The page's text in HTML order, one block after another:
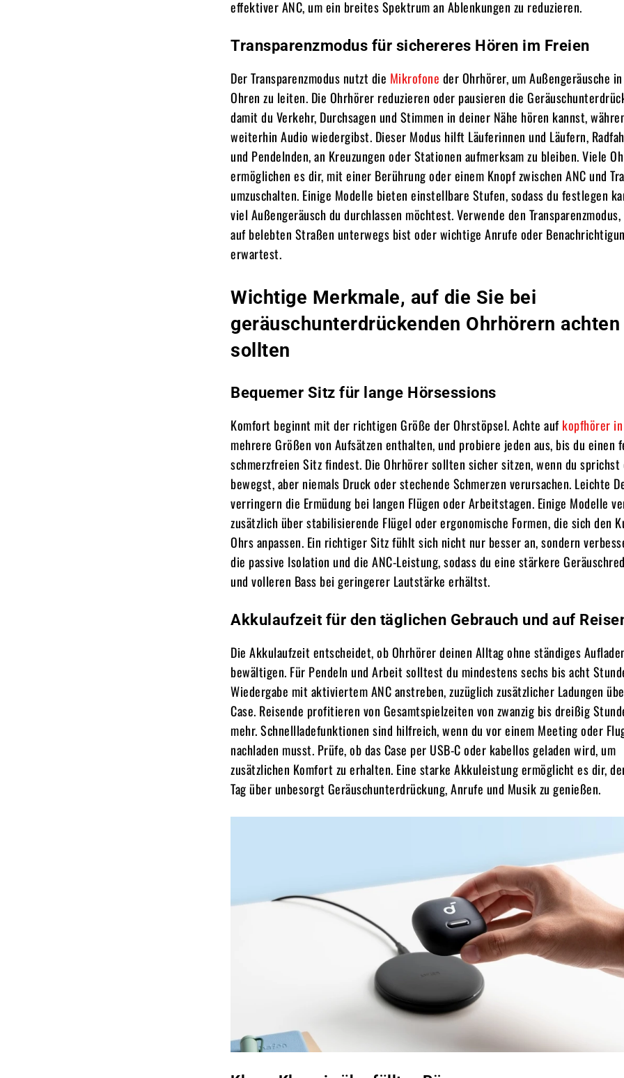
effektiver ANC, um ein breites Spektrum an Ablenkungen zu reduzieren.
Transparenzmodus für sichereres Hören im Freien
Der Transparenzmodus nutzt die Mikrofone der Ohrhörer, um Außengeräusche
Ohren zu leiten. Die Ohrhörer reduzieren oder pausieren die
damit du Verkehr, Durchsagen und Stimmen in deiner Nähe hören kannst,
weiterhin Audio wiedergibst. Dieser Modus hilft Läuferinnen und Läufern,
und Pendelnden, an Kreuzungen oder Stationen aufmerksam zu bleiben. Viele
ermöglichen es dir, mit einer Berührung oder einem Knopf zwischen ANC und
umzuschalten. Einige Modelle bieten einstellbare Stufen, sodass du festlegen
viel Außengeräusch du durchlassen möchtest. Verwende den
auf belebten Straßen unterwegs bist oder wichtige Anrufe oder
erwartest.
Wichtige Merkmale, auf die Sie bei
geräuschunterdrückenden Ohrhörern achten
sollten
Bequemer Sitz für lange Hörsessions
Komfort beginnt mit der richtigen Größe der Ohrstöpsel. Achte aufkopfhörer
mehrere Größen von Aufsätzen enthalten, und probiere jeden aus, bis du einen
schmerzfreien Sitz findest. Die Ohrhörer sollten sicher sitzen, wenn du sprichst
bewegst, aber niemals Druck oder stechende Schmerzen verursachen. Leichte
verringern die Ermüdung bei langen Flügen oder Arbeitstagen. Einige Modelle
zusätzlich über stabilisierende Flügel oder ergonomische Formen, die sich den
Ohrs anpassen. Ein richtiger Sitz fühlt sich nicht nur besser an, sondern
die passive Isolation und die ANC-Leistung, sodass du eine stärkere
und volleren Bass bei geringerer Lautstärke erhältst.
Akkulaufzeit für den täglichen Gebrauch und auf
Die Akkulaufzeit entscheidet, ob Ohrhörer deinen Alltag ohne ständiges
bewältigen. Für Pendeln und Arbeit solltest du mindestens sechs bis acht
Wiedergabe mit aktiviertem ANC anstreben, zuzüglich zusätzlicher Ladungen
Case. Reisende profitieren von Gesamtspielzeiten von zwanzig bis dreißig
mehr. Schnellladefunktionen sind hilfreich, wenn du vor einem Meeting oder
nachladen musst. Prüfe, ob das Case per USB-C oder kabellos geladen wird, um
zusätzlichen Komfort zu erhalten. Eine starke Akkuleistung ermöglicht es dir,
Tag über unbesorgt Geräuschunterdrückung, Anrufe und Musik zu genießen.